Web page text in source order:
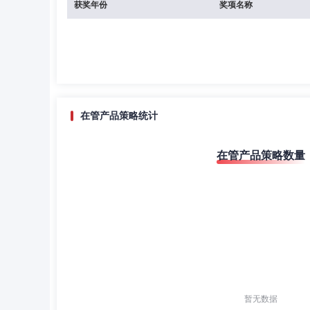
获奖年份 奖项名称
在管产品策略统计
在管产品策略数量
暂无数据